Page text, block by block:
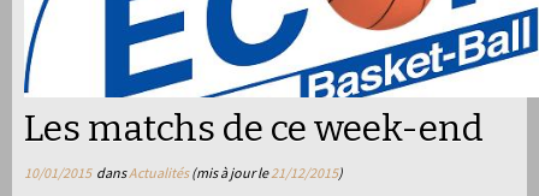
Les matchs de ce week-end
10/01/2015dansActualités(mis à jour le21/12/2015)